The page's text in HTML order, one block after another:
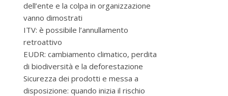
dell’ente e la colpa in organizzazione
vanno dimostrati
ITV: è possibile l’annullamento
retroattivo
EUDR: cambiamento climatico, perdita
di biodiversità e la deforestazione
Sicurezza dei prodotti e messa a
disposizione: quando inizia il rischio